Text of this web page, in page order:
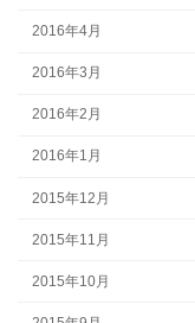
2016年4月
2016年3月
2016年2月
2016年1月
2015年12月
2015年11月
2015年10月